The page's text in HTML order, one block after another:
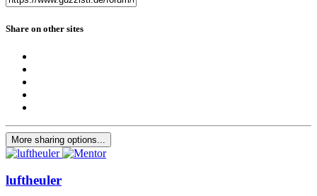
Share on other sites
More sharing options...
luftheuler